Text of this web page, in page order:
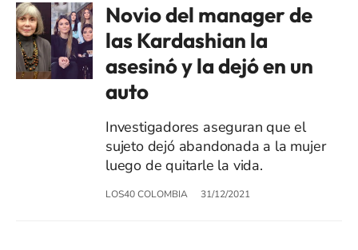
Novio del manager de
las Kardashian la
asesinó y la dejó en un
auto
Investigadores aseguran que el
sujeto dejó abandonada a la mujer
luego de quitarle la vida.
LOS40 COLOMBIA 31/12/2021